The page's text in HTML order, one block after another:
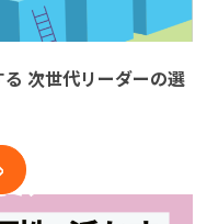
次世代リーダーの選